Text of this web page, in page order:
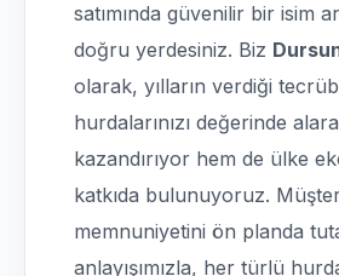
satımında güvenilir bir isim
doğru yerdesiniz. Biz
olarak, yılların verdiği
hurdalarınızı değerinde
kazandırıyor hem de ülke
katkıda bulunuyoruz.
memnuniyetini ön planda
anlayışımızla, her türlü